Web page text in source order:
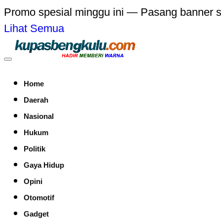
Promo spesial minggu ini — Pasang banner
Lihat Semua
Home
Daerah
Nasional
Hukum
Politik
Gaya Hidup
Opini
Otomotif
Gadget